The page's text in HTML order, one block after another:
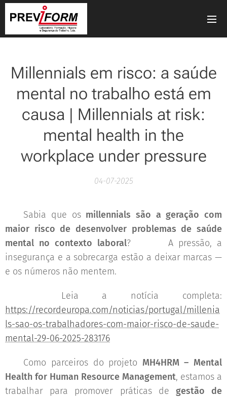
Millennials em risco: a saúde
mental no trabalho está em
causa | Millennials at risk:
mental health in the
workplace under pressure
04-07-2025
🧠 Sabia que os millennials são a geração com
maior risco de desenvolver problemas de saúde
mental no contexto laboral? 😔⚠️ A pressão, a
insegurança e a sobrecarga estão a deixar marcas —
e os números não mentem.
👉 Leia a notícia completa:
https://recordeuropa.com/noticias/portugal/millenia
ls-sao-os-trabalhadores-com-maior-risco-de-saude-
mental-29-06-2025-283176
📢 Como parceiros do projeto MH4HRM – Mental
Health for Human Resource Management, estamos a
trabalhar para promover práticas de gestão de